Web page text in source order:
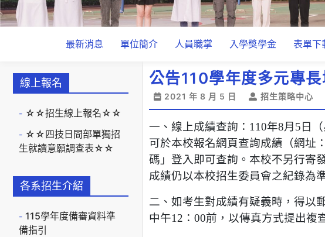
最新消息 單位簡介 人員職掌 入學獎學金 表單下
線上報名
☆☆招生線上報名☆☆
☆☆四技日間部單獨招
生就讀意願調查表☆☆
各系招生介紹
115學年度備審資料準
備指引
公告110學年度多元專
2021 年 8 月 5 日 招生策略中心
一、線上成績查詢：110年8月5日
可於本校報名網頁查詢成績（網址
碼」登入即可查詢。本校不另行寄
成績仍以本校招生委員會之紀錄為
二、如考生對成績有疑義時，得以
中午12：00前，以傳真方式提出複